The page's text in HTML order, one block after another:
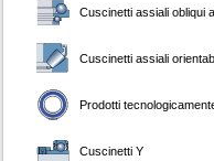
Cuscinetti assiali obliqui
Cuscinetti assiali
Prodotti
Cuscinetti Y